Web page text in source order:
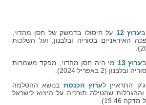
ערוץ 12
על חיסולו בדמשק של חסן מהדוי,
האיראניים בסוריה ובלבנון, ועל השלכות
ערוץ 13
מי היה חסן מהדוי, מפקד משמרות
(2 באפריל 2024).
התראיין לערוץ הכנסתבנושא ההסלמה
וההגבלות שהטילה תורכיה על היצוא לישראל